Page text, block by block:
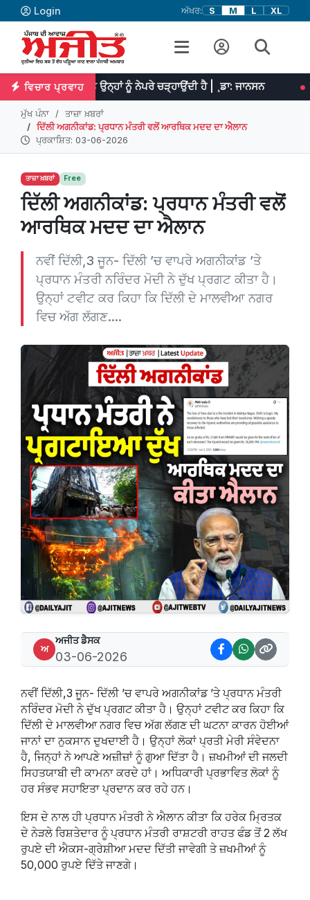
Login ਅੱਖਰ: S M L XL
ਵਿਚਾਰ ਪ੍ਰਵਾਹ
ਉਨ੍ਹਾਂ ਨੂੰ ਨੇਪਰੇ ਚੜ੍ਹਾਉਂਦੀ ਹੈ | ¸ਡਾ: ਜਾਨਸਨ ਪ੍ਰਤਿਭਾ
ਮੁੱਖ ਪੰਨਾ
ਤਾਜ਼ਾ ਖ਼ਬਰਾਂ
ਦਿੱਲੀ ਅਗਨੀਕਾਂਡ: ਪ੍ਰਧਾਨ ਮੰਤਰੀ ਵਲੋਂ ਆਰਥਿਕ ਮਦਦ ਦਾ ਐਲਾਨ
ਪ੍ਰਕਾਸ਼ਿਤ: 03-06-2026
ਤਾਜ਼ਾ ਖ਼ਬਰਾਂ Free
ਦਿੱਲੀ ਅਗਨੀਕਾਂਡ: ਪ੍ਰਧਾਨ ਮੰਤਰੀ ਵਲੋਂ
ਆਰਥਿਕ ਮਦਦ ਦਾ ਐਲਾਨ
ਨਵੀਂ ਦਿੱਲੀ,3 ਜੂਨ- ਦਿੱਲੀ ’ਚ ਵਾਪਰੇ ਅਗਨੀਕਾਂਡ ’ਤੇ
ਪ੍ਰਧਾਨ ਮੰਤਰੀ ਨਰਿੰਦਰ ਮੋਦੀ ਨੇ ਦੁੱਖ ਪ੍ਰਗਟ ਕੀਤਾ ਹੈ।
ਉਨ੍ਹਾਂ ਟਵੀਟ ਕਰ ਕਿਹਾ ਕਿ ਦਿੱਲੀ ਦੇ ਮਾਲਵੀਆ ਨਗਰ
ਵਿਚ ਅੱਗ ਲੱਗਣ....
ਅ
ਅਜੀਤ ਡੈਸਕ
03-06-2026
ਨਵੀਂ ਦਿੱਲੀ,3 ਜੂਨ- ਦਿੱਲੀ ’ਚ ਵਾਪਰੇ ਅਗਨੀਕਾਂਡ ’ਤੇ ਪ੍ਰਧਾਨ ਮੰਤਰੀ
ਨਰਿੰਦਰ ਮੋਦੀ ਨੇ ਦੁੱਖ ਪ੍ਰਗਟ ਕੀਤਾ ਹੈ। ਉਨ੍ਹਾਂ ਟਵੀਟ ਕਰ ਕਿਹਾ ਕਿ
ਦਿੱਲੀ ਦੇ ਮਾਲਵੀਆ ਨਗਰ ਵਿਚ ਅੱਗ ਲੱਗਣ ਦੀ ਘਟਨਾ ਕਾਰਨ ਹੋਈਆਂ
ਜਾਨਾਂ ਦਾ ਨੁਕਸਾਨ ਦੁਖਦਾਈ ਹੈ। ਉਨ੍ਹਾਂ ਲੋਕਾਂ ਪ੍ਰਤੀ ਮੇਰੀ ਸੰਵੇਦਨਾ
ਹੈ, ਜਿਨ੍ਹਾਂ ਨੇ ਆਪਣੇ ਅਜ਼ੀਜ਼ਾਂ ਨੂੰ ਗੁਆ ਦਿੱਤਾ ਹੈ। ਜ਼ਖਮੀਆਂ ਦੀ ਜਲਦੀ
ਸਿਹਤਯਾਬੀ ਦੀ ਕਾਮਨਾ ਕਰਦੇ ਹਾਂ। ਅਧਿਕਾਰੀ ਪ੍ਰਭਾਵਿਤ ਲੋਕਾਂ ਨੂੰ
ਹਰ ਸੰਭਵ ਸਹਾਇਤਾ ਪ੍ਰਦਾਨ ਕਰ ਰਹੇ ਹਨ।
ਇਸ ਦੇ ਨਾਲ ਹੀ ਪ੍ਰਧਾਨ ਮੰਤਰੀ ਨੇ ਐਲਾਨ ਕੀਤਾ ਕਿ ਹਰੇਕ ਮ੍ਰਿਤਕ
ਦੇ ਨੇੜਲੇ ਰਿਸ਼ਤੇਦਾਰ ਨੂੰ ਪ੍ਰਧਾਨ ਮੰਤਰੀ ਰਾਸ਼ਟਰੀ ਰਾਹਤ ਫੰਡ ਤੋਂ 2 ਲੱਖ
ਰੁਪਏ ਦੀ ਐਕਸ-ਗ੍ਰੇਸ਼ੀਆ ਮਦਦ ਦਿੱਤੀ ਜਾਵੇਗੀ ਤੇ ਜ਼ਖਮੀਆਂ ਨੂੰ
50,000 ਰੁਪਏ ਦਿੱਤੇ ਜਾਣਗੇ।